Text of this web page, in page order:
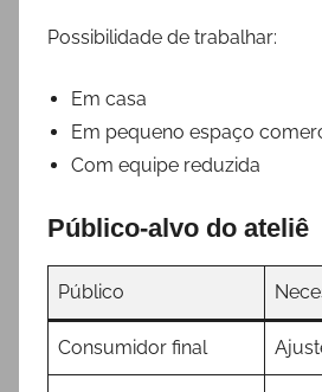
Possibilidade de trabalhar:
Em casa
Em pequeno espaço
Com equipe reduzida
Público-alvo do ateliê
Público
Consumidor final